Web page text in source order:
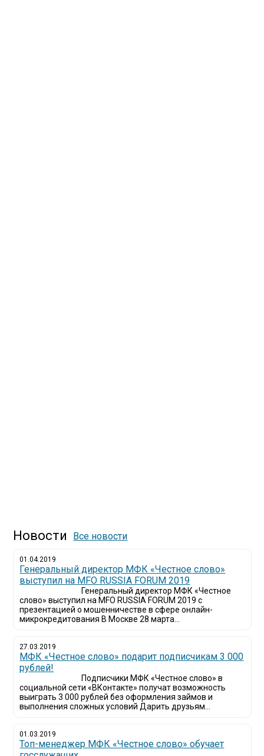
Новости Все новости
01.04.2019
Генеральный директор МФК «Честное слово»
выступил на MFO RUSSIA FORUM 2019
Генеральный директор МФК «Честное
слово» выступил на MFO RUSSIA FORUM 2019 с
презентацией о мошенничестве в сфере онлайн-
микрокредитования В Москве 28 марта...
27.03.2019
МФК «Честное слово» подарит подписчикам 3 000
рублей!
Подписчики МФК «Честное слово» в
социальной сети «ВКонтакте» получат возможность
выиграть 3 000 рублей без оформления займов и
выполнения сложных условий Дарить друзьям...
01.03.2019
Топ-менеджер МФК «Честное слово» обучает